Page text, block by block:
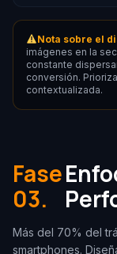
Nota sobre el
imágenes en la
constante
conversión.
contextualizada.
Fase
03.
Más del 70% del
smartphones.